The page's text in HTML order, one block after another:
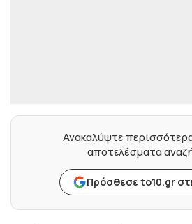
Ανακαλύψτε
αποτελέσματα
Πρόσθεσε to10.gr